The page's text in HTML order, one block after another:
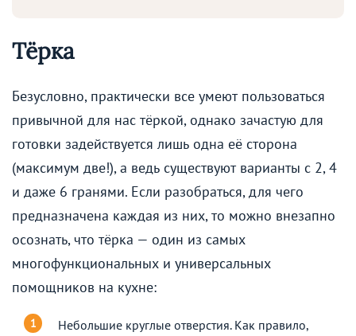
Тёрка
Безусловно, практически все умеют пользоваться
привычной для нас тёркой, однако зачастую для
готовки задействуется лишь одна её сторона
(максимум две!), а ведь существуют варианты с 2, 4
и даже 6 гранями. Если разобраться, для чего
предназначена каждая из них, то можно внезапно
осознать, что тёрка — один из самых
многофункциональных и универсальных
помощников на кухне:
Небольшие круглые отверстия. Как правило,